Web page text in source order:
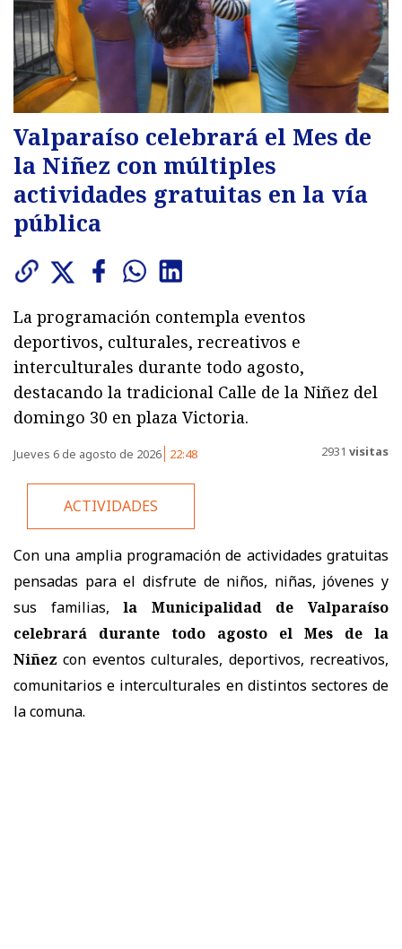
Valparaíso celebrará el Mes de
la Niñez con múltiples
actividades gratuitas en la vía
pública
La programación contempla eventos
deportivos, culturales, recreativos e
interculturales durante todo agosto,
destacando la tradicional Calle de la Niñez del
domingo 30 en plaza Victoria.
Jueves 6 de agosto de 2026 22:48 2931 visitas
ACTIVIDADES
Con una amplia programación de actividades gratuitas
pensadas para el disfrute de niños, niñas, jóvenes y
sus familias,la Municipalidad de Valparaíso
celebrará durante todo agosto el Mes de la
Niñez con eventos culturales, deportivos, recreativos,
comunitarios e interculturales en distintos sectores de
la comuna.